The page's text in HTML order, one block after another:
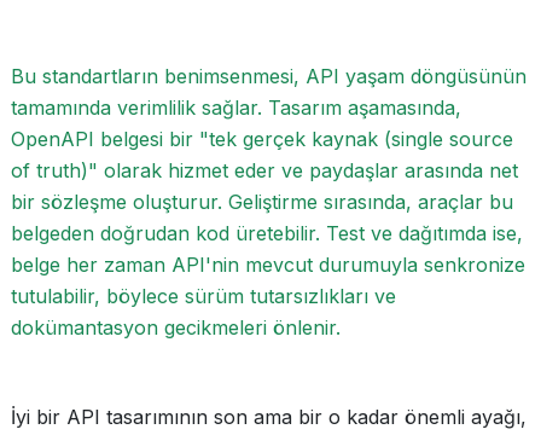
Bu standartların benimsenmesi, API yaşam döngüsünün
tamamında verimlilik sağlar. Tasarım aşamasında,
OpenAPI belgesi bir "tek gerçek kaynak (single source
of truth)" olarak hizmet eder ve paydaşlar arasında net
bir sözleşme oluşturur. Geliştirme sırasında, araçlar bu
belgeden doğrudan kod üretebilir. Test ve dağıtımda ise,
belge her zaman API'nin mevcut durumuyla senkronize
tutulabilir, böylece sürüm tutarsızlıkları ve
dokümantasyon gecikmeleri önlenir.
İyi bir API tasarımının son ama bir o kadar önemli ayağı,